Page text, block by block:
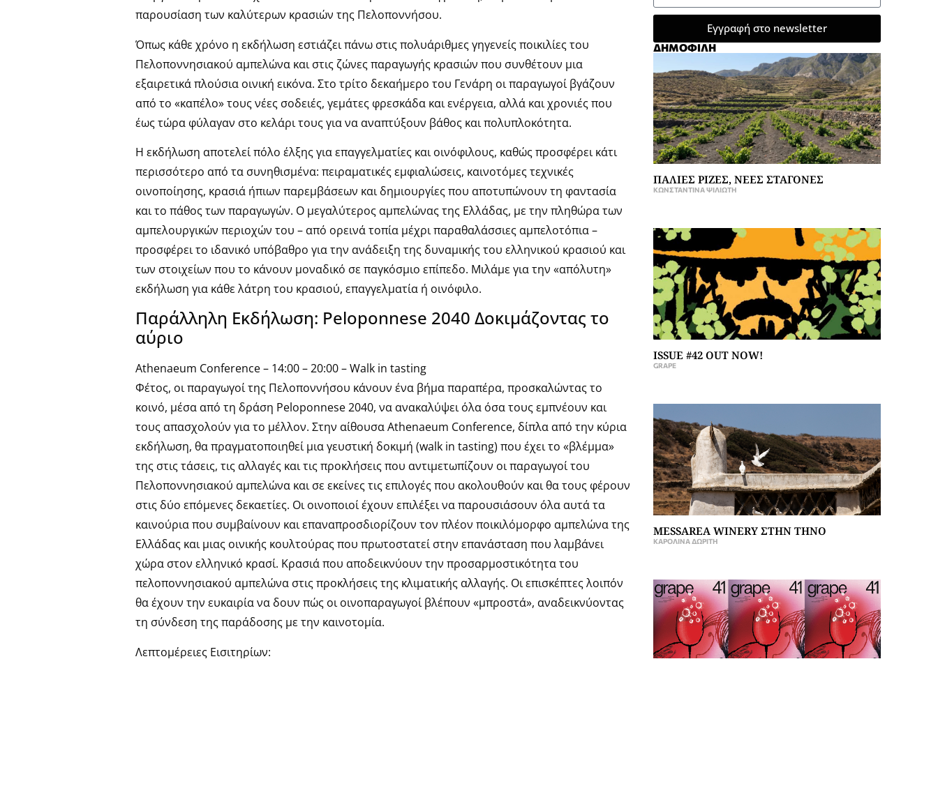
παρουσίαση των καλύτερων κρασιών της Πελοποννήσου.
Όπως κάθε χρόνο η εκδήλωση εστιάζει πάνω στις πολυάριθμες γηγενείς ποικιλίες του
Πελοποννησιακού αμπελώνα και στις ζώνες παραγωγής κρασιών που συνθέτουν μια
εξαιρετικά πλούσια οινική εικόνα. Στο τρίτο δεκαήμερο του Γενάρη οι παραγωγοί βγάζουν
από το «καπέλο» τους νέες σοδειές, γεμάτες φρεσκάδα και ενέργεια, αλλά και χρονιές που
έως τώρα φύλαγαν στο κελάρι τους για να αναπτύξουν βάθος και πολυπλοκότητα.
Η εκδήλωση αποτελεί πόλο έλξης για επαγγελματίες και οινόφιλους, καθώς προσφέρει κάτι
περισσότερο από τα συνηθισμένα: πειραματικές εμφιαλώσεις, καινοτόμες τεχνικές
οινοποίησης, κρασιά ήπιων παρεμβάσεων και δημιουργίες που αποτυπώνουν τη φαντασία
και το πάθος των παραγωγών. Ο μεγαλύτερος αμπελώνας της Ελλάδας, με την πληθώρα των
αμπελουργικών περιοχών του – από ορεινά τοπία μέχρι παραθαλάσσιες αμπελοτόπια –
προσφέρει το ιδανικό υπόβαθρο για την ανάδειξη της δυναμικής του ελληνικού κρασιού και
των στοιχείων που το κάνουν μοναδικό σε παγκόσμιο επίπεδο. Μιλάμε για την «απόλυτη»
εκδήλωση για κάθε λάτρη του κρασιού, επαγγελματία ή οινόφιλο.
Παράλληλη Εκδήλωση: Peloponnese 2040 Δοκιμάζοντας το
αύριο
Athenaeum Conference – 14:00 – 20:00 – Walk in tasting
Φέτος, οι παραγωγοί της Πελοποννήσου κάνουν ένα βήμα παραπέρα, προσκαλώντας το
κοινό, μέσα από τη δράση Peloponnese 2040, να ανακαλύψει όλα όσα τους εμπνέουν και
τους απασχολούν για το μέλλον. Στην αίθουσα Athenaeum Conference, δίπλα από την κύρια
εκδήλωση, θα πραγματοποιηθεί μια γευστική δοκιμή (walk in tasting) που έχει το «βλέμμα»
της στις τάσεις, τις αλλαγές και τις προκλήσεις που αντιμετωπίζουν οι παραγωγοί του
Πελοποννησιακού αμπελώνα και σε εκείνες τις επιλογές που ακολουθούν και θα τους φέρουν
στις δύο επόμενες δεκαετίες. Οι οινοποιοί έχουν επιλέξει να παρουσιάσουν όλα αυτά τα
καινούρια που συμβαίνουν και επαναπροσδιορίζουν τον πλέον ποικιλόμορφο αμπελώνα της
Ελλάδας και μιας οινικής κουλτούρας που πρωτοστατεί στην επανάσταση που λαμβάνει
χώρα στον ελληνικό κρασί. Κρασιά που αποδεικνύουν την προσαρμοστικότητα του
πελοποννησιακού αμπελώνα στις προκλήσεις της κλιματικής αλλαγής. Οι επισκέπτες λοιπόν
θα έχουν την ευκαιρία να δουν πώς οι οινοπαραγωγοί βλέπουν «μπροστά», αναδεικνύοντας
τη σύνδεση της παράδοσης με την καινοτομία.
Λεπτομέρειες Εισιτηρίων:
Εγγραφή στο newsletter
ΔΗΜΟΦΙΛΗ
ΠΑΛΙΕΣ ΡΙΖΕΣ, ΝΕΕΣ ΣΤΑΓΟΝΕΣ
ΚΩΝΣΤΑΝΤΊΝΑ ΨΙΛΙΏΤΗ
ISSUE #42 OUT NOW!
GRAPE
MESSAREA WINERY ΣΤΗΝ ΤΗΝΟ
ΚΑΡΟΛΊΝΑ ΔΩΡΊΤΗ